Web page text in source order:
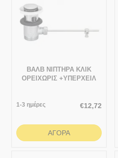
ΒΑΛΒ ΝΙΠΤΗΡΑ ΚΛΙΚ
ΟΡΕΙΧΩΡΙΣ +ΥΠΕΡΧΕΙΛ
1-3 ημέρες €12,72
ΑΓΟΡΆ